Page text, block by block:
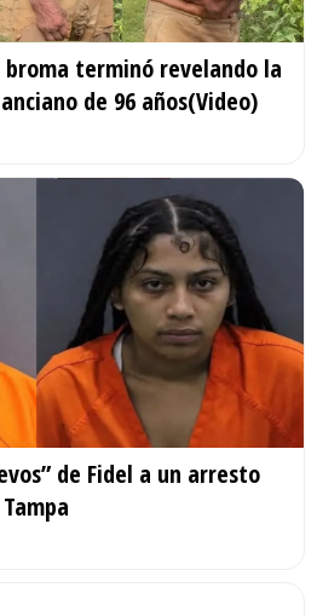
broma terminó revelando la
de 96 años(Video)
de Fidel a un arresto